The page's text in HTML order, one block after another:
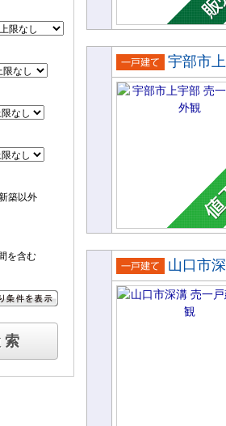
築以外
を含む
索
売一戸建
て
宇部市
売一戸建
て
山口市